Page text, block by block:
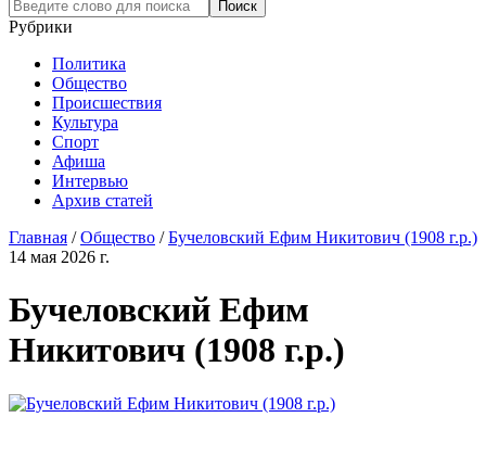
Рубрики
Политика
Общество
Проиcшествия
Культура
Спорт
Афиша
Интервью
Архив статей
Главная /Общество /Бучеловский Ефим Никитович (1908 г.р.)
14 мая 2026 г.
Бучеловский Ефим
Никитович (1908 г.р.)